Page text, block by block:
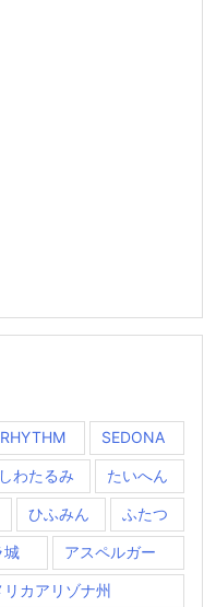
RHYTHM SEDONA
わたるみ たいへん
ひふみん ふたつ
城 アスペルガー
リカアリゾナ州